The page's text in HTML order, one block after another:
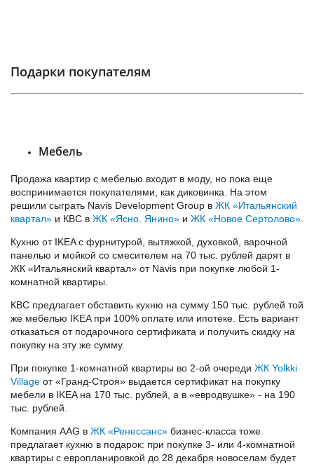
Подарки покупателям
Мебель
Продажа квартир с мебелью входит в моду, но пока еще
воспринимается покупателями, как диковинка. На этом
решили сыграть Navis Development Group в ЖК «Итальянский
квартал» и КВС в ЖК «Ясно. Янино» и ЖК «Новое Сертолово»
Кухню от IKEA с фурнитурой, вытяжкой, духовкой, варочной
панелью и мойкой со смесителем на 70 тыс. рублей дарят в
ЖК «Итальянский квартал» от Navis при покупке любой 1-
комнатной квартиры.
КВС предлагает обставить кухню на сумму 150 тыс. рублей той
же мебелью IKEA при 100% оплате или ипотеке. Есть вариант
отказаться от подарочного сертификата и получить скидку на
покупку на эту же сумму.
При покупке 1-комнатной квартиры во 2-ой очереди ЖК Yolkki
Village от «Гранд-Строя» выдается сертификат на покупку
мебели в IKEA на 170 тыс. рублей, а в «евродвушке» - на 190
тыс. рублей.
Компания AAG в ЖК «Ренессанс» бизнес-класса тоже
предлагает кухню в подарок: при покупке 3- или 4-комнатной
квартиры с европланировкой до 28 декабря новоселам будет